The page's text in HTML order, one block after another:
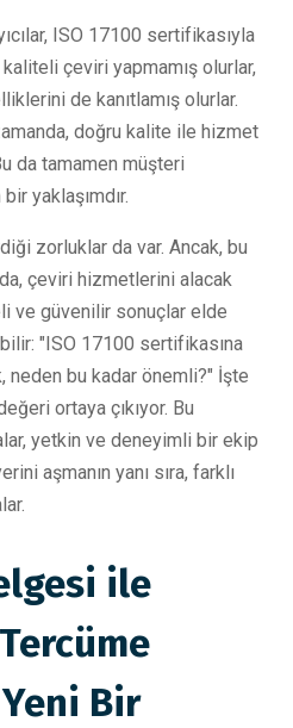
ISO 17100 sertifikasıyla
kaliteli çeviri yapmamış olurlar,
de kanıtlamış olurlar.
doğru kalite ile hizmet
da tamamen müşteri
yaklaşımdır.
zorluklar da var. Ancak, bu
çeviri hizmetlerini alacak
ve güvenilir sonuçlar elde
"ISO 17100 sertifikasına
neden bu kadar önemli?" İşte
ortaya çıkıyor. Bu
yetkin ve deneyimli bir ekip
aşmanın yanı sıra, farklı
ile
Bir